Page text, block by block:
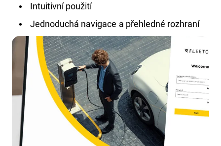
Intuitivní použití
Jednoduchá navigace a přehledné rozhraní